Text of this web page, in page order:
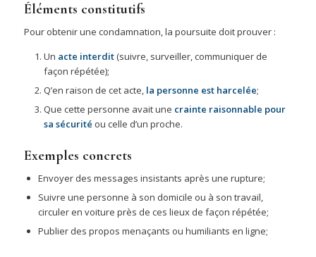
Éléments constitutifs
Pour obtenir une condamnation, la poursuite doit prouver :
Un acte interdit(suivre, surveiller, communiquer de
façon répétée);
Q’en raison de cet acte, la personne est harcelée;
Que cette personne avait une crainte raisonnable pour
sa sécurité ou celle d’un proche.
Exemples concrets
Envoyer des messages insistants après une rupture;
Suivre une personne à son domicile ou à son travail,
circuler en voiture près de ces lieux de façon répétée;
Publier des propos menaçants ou humiliants en ligne;